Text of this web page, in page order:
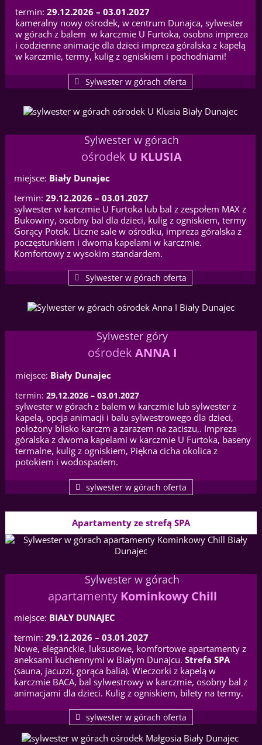
termin: 29.12.2026 – 03.01.2027
kameralny nowy ośrodek, w centrum Dunajca, sylwester
w górach z balem w karczmie U Furtoka, osobna impreza
i codzienne animacje dla dzieci impreza góralska z kapelą
w karczmie, termy, kulig z ogniskiem i pochodniami!
Sylwester w górach oferta
Sylwester w górach
ośrodekU KLUSIA
miejsce: Biały Dunajec
termin: 29.12.2026 – 03.01.2027
sylwester w karczmie U Furtoka lub bal z zespołem MAX z
Bukowiny, osobny bal dla dzieci, kulig z ogniskiem, termy
Gorący Potok. Liczne sale w ośrodku, impreza góralska z
poczęstunkiem i dwoma kapelami w karczmie.
Komfortowy z wysokim standardem.
Sylwester w górach oferta
Sylwester góry
ośrodekANNA I
miejsce: Biały Dunajec
termin: 29.12.2026 – 03.01.2027
sylwester w górach z balem w karczmie lub sylwester z
kapelą, opcja animacji i balu sylwestrowego dla dzieci,
położony blisko karczm a zarazem na zaciszu,. Impreza
góralska z dwoma kapelami w karczmie U Furtoka, baseny
termalne, kulig z ogniskiem, Piękna cicha okolica z
potokiem i wodospadem.
sylwester w górach oferta
Apartamenty ze strefą SPA
Sylwester w górach
apartamentyKominkowy Chill
miejsce: BIAŁY DUNAJEC
termin: 29.12.2026 – 03.01.2027
Nowe, eleganckie, luksusowe, komfortowe apartamenty z
aneksami kuchennymi w Białym Dunajcu. Strefa SPA
(sauna, jacuzzi, gorąca balia). Wieczorki z kapelą w
karczmie BACA, bal sylwestrowy w karczmie, osobny bal z
animacjami dla dzieci. Kulig z ogniskiem, bilety na termy.
sylwester w górach oferta